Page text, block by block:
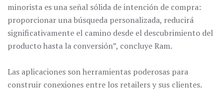
minorista es una señal sólida de intención de compra:
proporcionar una búsqueda personalizada, reducirá
significativamente el camino desde el descubrimiento del
producto hasta la conversión”, concluye Ram.
Las aplicaciones son herramientas poderosas para
construir conexiones entre los retailers y sus clientes.